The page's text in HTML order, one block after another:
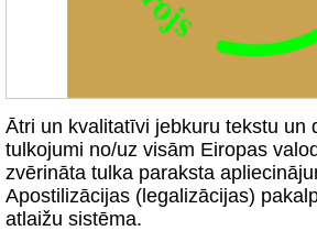
Ātri un kvalitatīvi jebkuru tekstu un
tulkojumi no/uz visām Eiropas
zvērināta tulka paraksta
Apostilizācijas (legalizācijas)
atlaižu sistēma.